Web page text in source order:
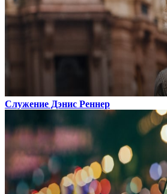
Служение Дэнис Реннер